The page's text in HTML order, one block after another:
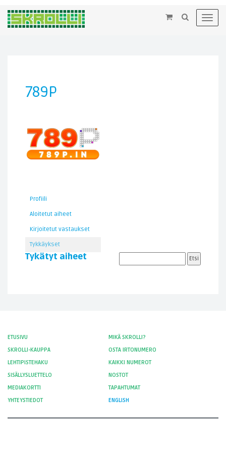
×
789P
Profiili
Aloitetut aiheet
Kirjoitetut vastaukset
Tykkäykset
Tykätyt aiheet
ETUSIVU
MIKÄ SKROLLI?
SKROLLI-KAUPPA
OSTA IRTONUMERO
LEHTIPISTEHAKU
KAIKKI NUMEROT
SISÄLLYSLUETTELO
NOSTOT
MEDIAKORTTI
TAPAHTUMAT
YHTEYSTIEDOT
ENGLISH